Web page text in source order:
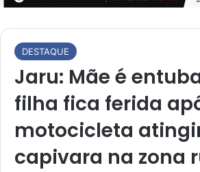
DESTAQUE
Jaru: Mãe é
filha fica ferida
motocicleta
capivara na zona